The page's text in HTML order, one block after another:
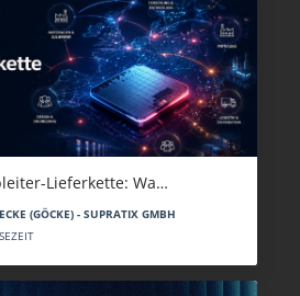
Lieferkette: Wa…
(GÖCKE) - SUPRATIX GMBH